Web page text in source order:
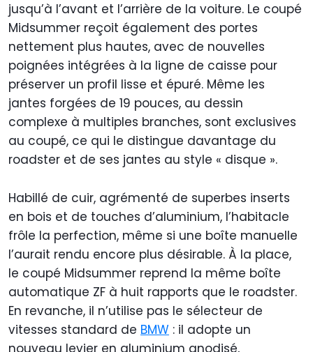
jusqu’à l’avant et l’arrière de la voiture. Le coupé
Midsummer reçoit également des portes
nettement plus hautes, avec de nouvelles
poignées intégrées à la ligne de caisse pour
préserver un profil lisse et épuré. Même les
jantes forgées de 19 pouces, au dessin
complexe à multiples branches, sont exclusives
au coupé, ce qui le distingue davantage du
roadster et de ses jantes au style « disque ».
Habillé de cuir, agrémenté de superbes inserts
en bois et de touches d’aluminium, l’habitacle
frôle la perfection, même si une boîte manuelle
l’aurait rendu encore plus désirable. À la place,
le coupé Midsummer reprend la même boîte
automatique ZF à huit rapports que le roadster.
En revanche, il n’utilise pas le sélecteur de
vitesses standard de BMW : il adopte un